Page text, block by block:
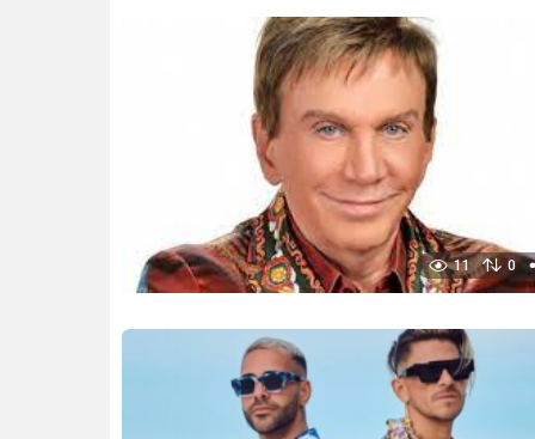
11 0